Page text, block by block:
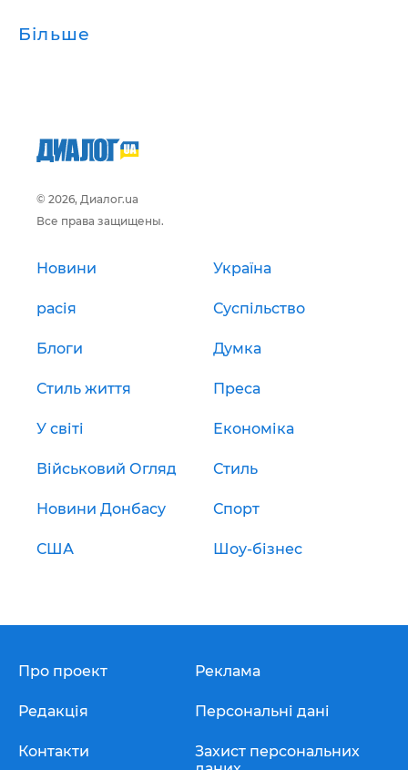
Більше
© 2026, Диалог.ua
Все права защищены.
Новини Україна
расія Суспільство
Блоги Думка
Стиль життя Преса
У світі Економіка
Військовий Огляд Стиль
Новини Донбасу Спорт
США Шоу-бізнес
Про проект
Редакція
Контакти
Реклама
Персональні дані
Захист персональних